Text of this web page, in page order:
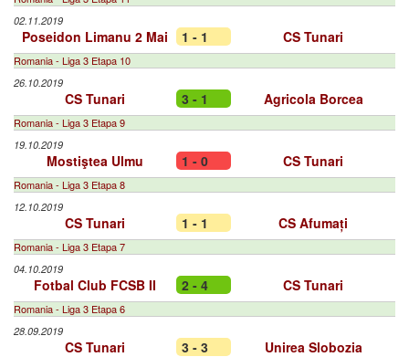
02.11.2019
Poseidon Limanu 2 Mai 1 - 1 CS Tunari
Romania - Liga 3 Etapa 10
26.10.2019
CS Tunari 3 - 1 Agricola Borcea
Romania - Liga 3 Etapa 9
19.10.2019
Mostiştea Ulmu 1 - 0 CS Tunari
Romania - Liga 3 Etapa 8
12.10.2019
CS Tunari 1 - 1 CS Afumați
Romania - Liga 3 Etapa 7
04.10.2019
Fotbal Club FCSB II 2 - 4 CS Tunari
Romania - Liga 3 Etapa 6
28.09.2019
CS Tunari 3 - 3 Unirea Slobozia